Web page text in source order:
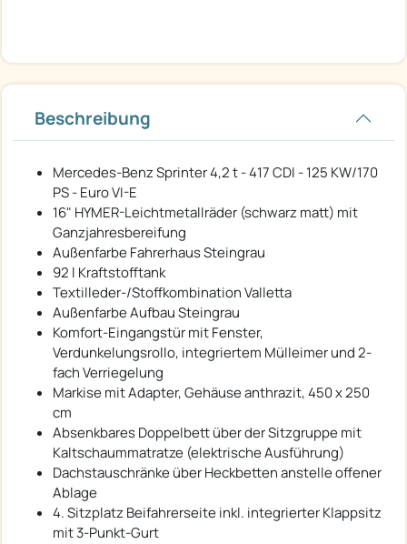
Beschreibung
Mercedes-Benz Sprinter 4,2 t - 417 CDI - 125 KW/170
PS - Euro VI-E
16" HYMER-Leichtmetallräder (schwarz matt) mit
Ganzjahresbereifung
Außenfarbe Fahrerhaus Steingrau
92 l Kraftstofftank
Textilleder-/Stoffkombination Valletta
Außenfarbe Aufbau Steingrau
Komfort-Eingangstür mit Fenster,
Verdunkelungsrollo, integriertem Mülleimer und 2-
fach Verriegelung
Markise mit Adapter, Gehäuse anthrazit, 450 x 250
cm
Absenkbares Doppelbett über der Sitzgruppe mit
Kaltschaummatratze (elektrische Ausführung)
Dachstauschränke über Heckbetten anstelle offener
Ablage
4. Sitzplatz Beifahrerseite inkl. integrierter Klappsitz
mit 3-Punkt-Gurt